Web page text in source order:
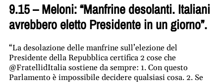
9.15 – Meloni: “Manfrine desolanti. Italiani
avrebbero eletto Presidente in un giorno”.
“La desolazione delle manfrine sull’elezione del
Presidente della Repubblica certifica 2 cose che
@FratellidItalia sostiene da sempre: 1. Con questo
Parlamento è impossibile decidere qualsiasi cosa. 2. Se